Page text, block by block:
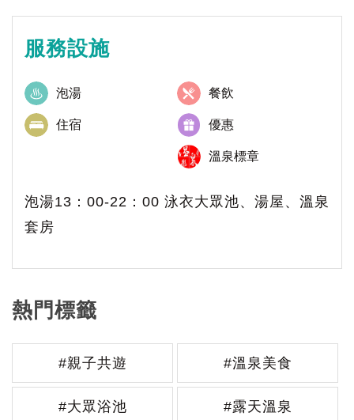
服務設施
泡湯 餐飲
住宿 優惠
溫泉標章
泡湯13：00-22：00 泳衣大眾池、湯屋、溫泉
套房
熱門標籤
#親子共遊 #溫泉美食
#大眾浴池 #露天溫泉